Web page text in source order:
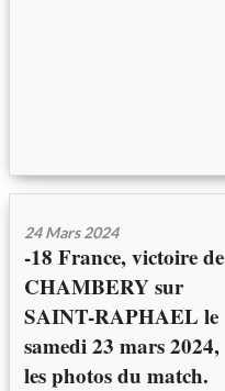
24 Mars 2024
-18 France, victoire de
CHAMBERY sur
SAINT-RAPHAEL le
samedi 23 mars 2024,
les photos du match.